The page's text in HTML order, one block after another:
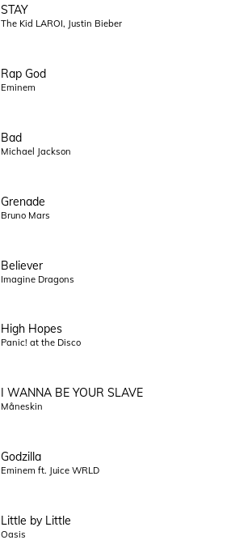
STAY
The Kid LAROI, Justin Bieber
Rap God
Eminem
Bad
Michael Jackson
Grenade
Bruno Mars
Believer
Imagine Dragons
High Hopes
Panic! at the Disco
I WANNA BE YOUR SLAVE
Måneskin
Godzilla
Eminem ft. Juice WRLD
Little by Little
Oasis